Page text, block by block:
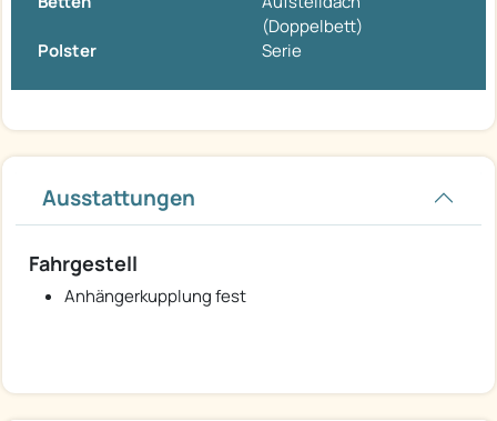
(Doppelbett)
Polster
Serie
Ausstattungen
Fahrgestell
Anhängerkupplung fest